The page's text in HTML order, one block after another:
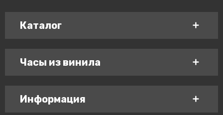
Каталог
Часы из винила
Информация